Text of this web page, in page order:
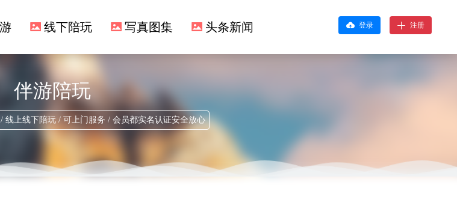
线下陪玩 写真图集 头条新闻 登录 注册
伴游陪玩
线上线下陪玩 / 可上门服务 / 会员都实名认证安全放心